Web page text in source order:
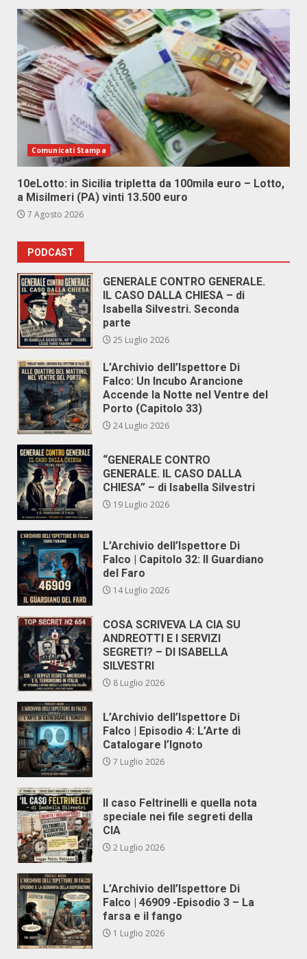
Comunicati Stampa
10eLotto: in Sicilia tripletta da 100mila euro – Lotto,
a Misilmeri (PA) vinti 13.500 euro
7 Agosto 2026
PODCAST
GENERALE CONTRO GENERALE.
IL CASO DALLA CHIESA – di
Isabella Silvestri. Seconda
parte
25 Luglio 2026
L’Archivio dell’Ispettore Di
Falco: Un Incubo Arancione
Accende la Notte nel Ventre del
Porto (Capitolo 33)
24 Luglio 2026
“GENERALE CONTRO
GENERALE. IL CASO DALLA
CHIESA” – di Isabella Silvestri
19 Luglio 2026
L’Archivio dell’Ispettore Di
Falco | Capitolo 32: Il Guardiano
del Faro
14 Luglio 2026
COSA SCRIVEVA LA CIA SU
ANDREOTTI E I SERVIZI
SEGRETI? – DI ISABELLA
SILVESTRI
8 Luglio 2026
L’Archivio dell’Ispettore Di
Falco | Episodio 4: L’Arte di
Catalogare l’Ignoto
7 Luglio 2026
Il caso Feltrinelli e quella nota
speciale nei file segreti della
CIA
2 Luglio 2026
L’Archivio dell’Ispettore Di
Falco | 46909 -Episodio 3 – La
farsa e il fango
1 Luglio 2026